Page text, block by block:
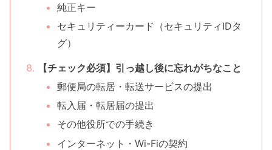
純正キー
セキュリティーカード（セキュリティIDタ
グ）
【チェック必須】引っ越し後に忘れがちなこと
郵便局の転居・転送サービスの提出
転入届・転居届の提出
その他役所での手続き
インターネット・Wi-Fiの契約